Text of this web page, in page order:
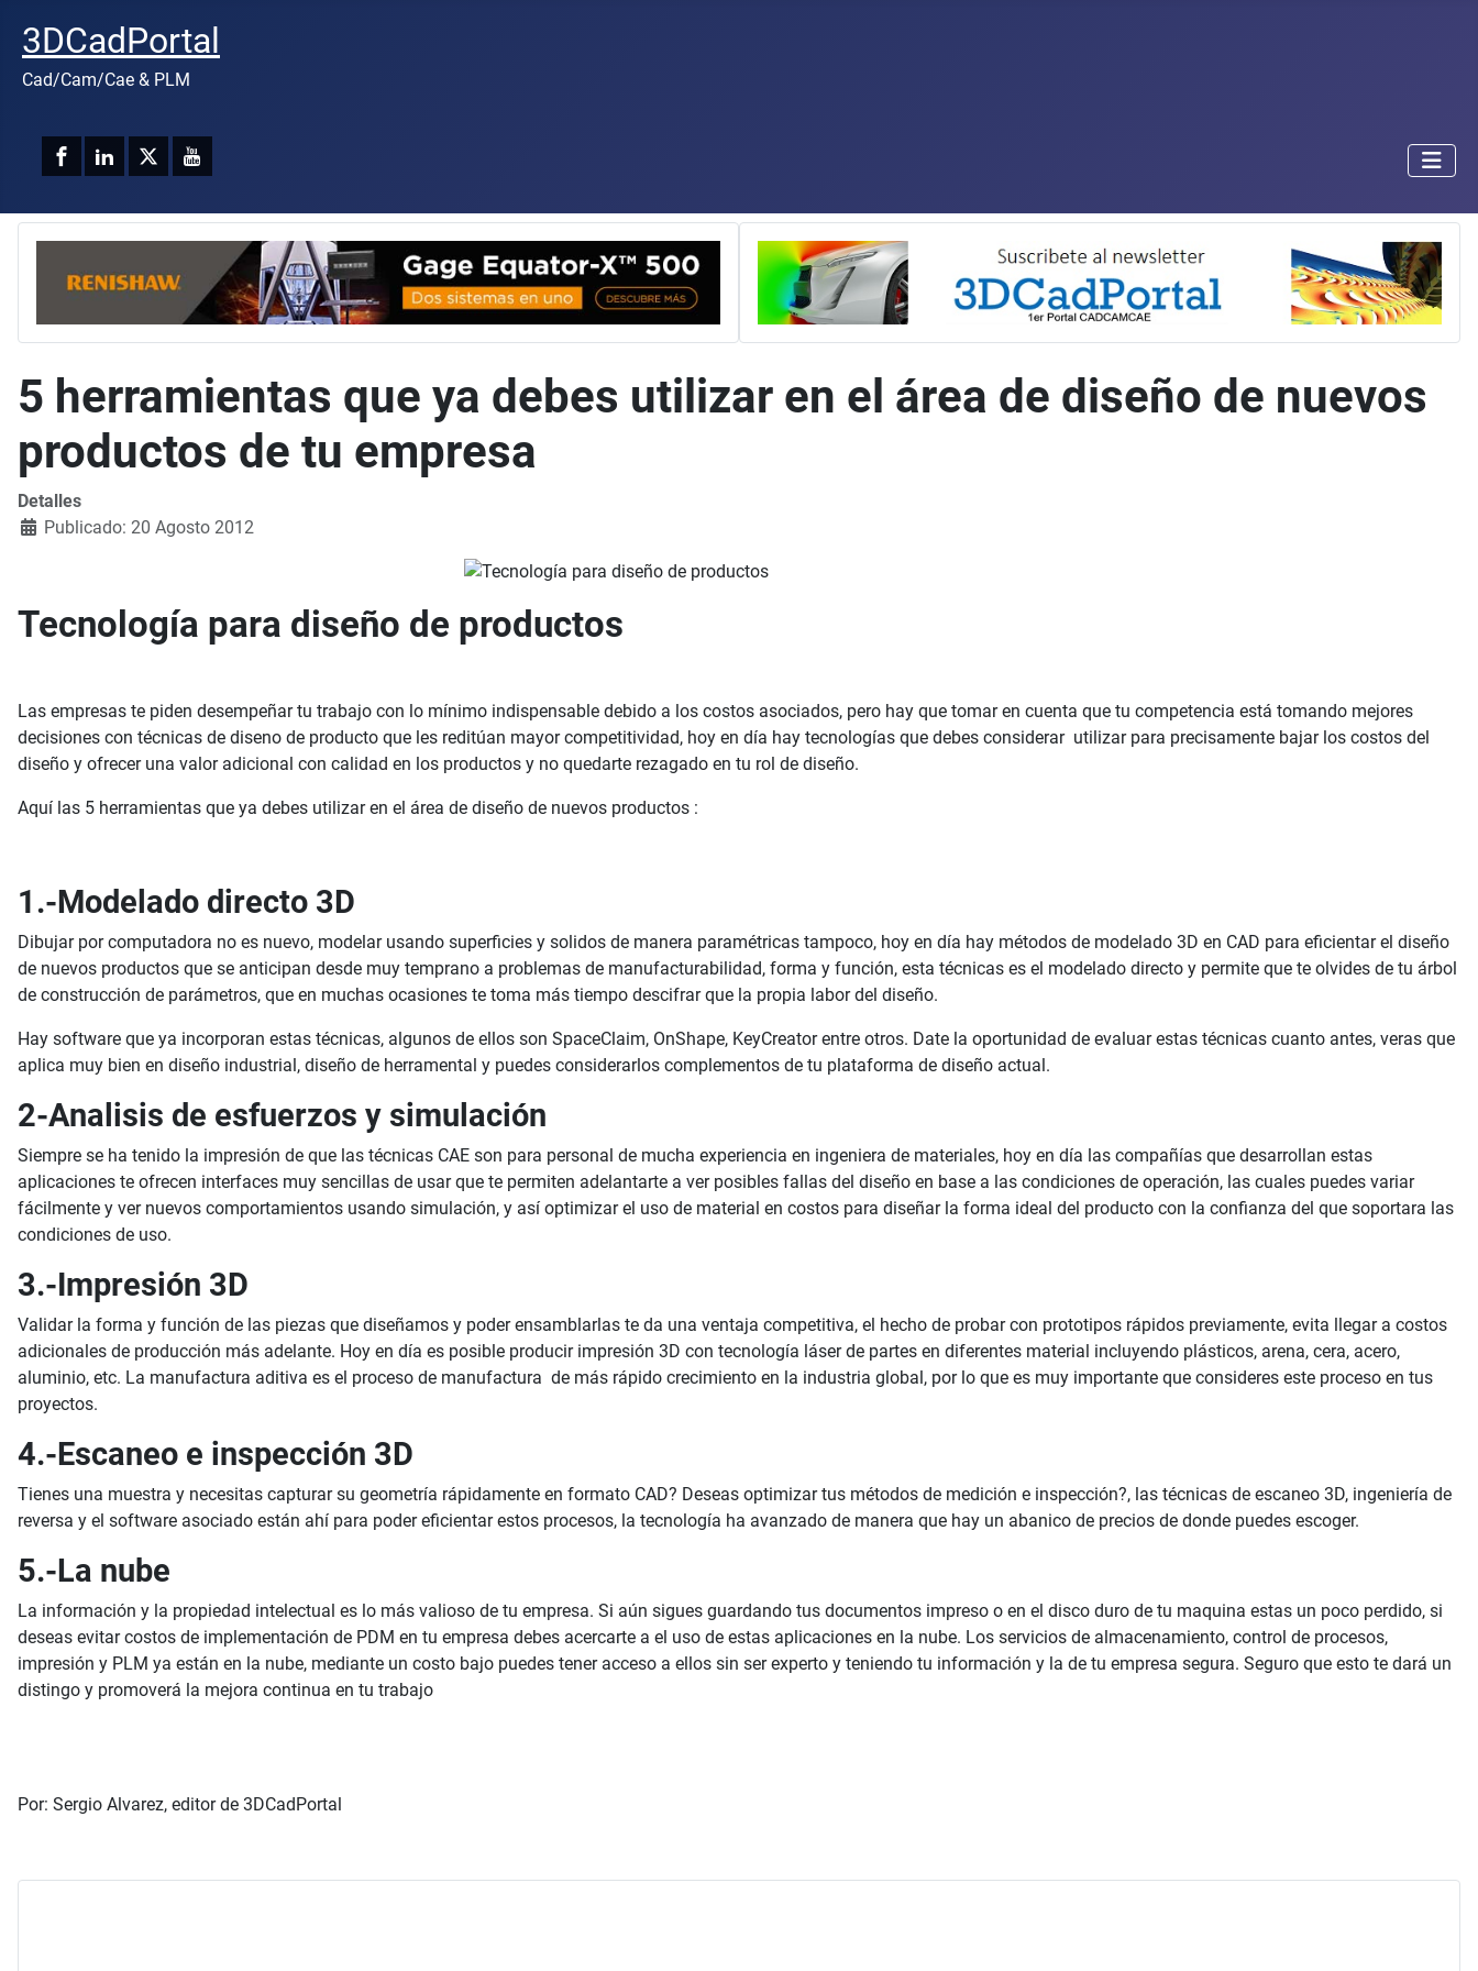
3DCadPortal
Cad/Cam/Cae & PLM
5 herramientas que ya debes utilizar en el área de diseño de nuevos
productos de tu empresa
Detalles
Publicado: 20 Agosto 2012
Tecnología para diseño de productos
Las empresas te piden desempeñar tu trabajo con lo mínimo indispensable debido a los costos asociados, pero hay que tomar en cuenta que tu competencia está tomando mejores
decisiones con técnicas de diseno de producto que les reditúan mayor competitividad, hoy en día hay tecnologías que debes considerar utilizar para precisamente bajar los costos del
diseño y ofrecer una valor adicional con calidad en los productos y no quedarte rezagado en tu rol de diseño.
Aquí las 5 herramientas que ya debes utilizar en el área de diseño de nuevos productos :
1.-Modelado directo 3D
Dibujar por computadora no es nuevo, modelar usando superficies y solidos de manera paramétricas tampoco, hoy en día hay métodos de modelado 3D en CAD para eficientar el diseño
de nuevos productos que se anticipan desde muy temprano a problemas de manufacturabilidad, forma y función, esta técnicas es el modelado directo y permite que te olvides de tu árbol
de construcción de parámetros, que en muchas ocasiones te toma más tiempo descifrar que la propia labor del diseño.
Hay software que ya incorporan estas técnicas, algunos de ellos son SpaceClaim, OnShape, KeyCreator entre otros. Date la oportunidad de evaluar estas técnicas cuanto antes, veras que
aplica muy bien en diseño industrial, diseño de herramental y puedes considerarlos complementos de tu plataforma de diseño actual.
2-Analisis de esfuerzos y simulación
Siempre se ha tenido la impresión de que las técnicas CAE son para personal de mucha experiencia en ingeniera de materiales, hoy en día las compañías que desarrollan estas
aplicaciones te ofrecen interfaces muy sencillas de usar que te permiten adelantarte a ver posibles fallas del diseño en base a las condiciones de operación, las cuales puedes variar
fácilmente y ver nuevos comportamientos usando simulación, y así optimizar el uso de material en costos para diseñar la forma ideal del producto con la confianza del que soportara las
condiciones de uso.
3.-Impresión 3D
Validar la forma y función de las piezas que diseñamos y poder ensamblarlas te da una ventaja competitiva, el hecho de probar con prototipos rápidos previamente, evita llegar a costos
adicionales de producción más adelante. Hoy en día es posible producir impresión 3D con tecnología láser de partes en diferentes material incluyendo plásticos, arena, cera, acero,
aluminio, etc. La manufactura aditiva es el proceso de manufactura de más rápido crecimiento en la industria global, por lo que es muy importante que consideres este proceso en tus
proyectos.
4.-Escaneo e inspección 3D
Tienes una muestra y necesitas capturar su geometría rápidamente en formato CAD? Deseas optimizar tus métodos de medición e inspección?, las técnicas de escaneo 3D, ingeniería de
reversa y el software asociado están ahí para poder eficientar estos procesos, la tecnología ha avanzado de manera que hay un abanico de precios de donde puedes escoger.
5.-La nube
La información y la propiedad intelectual es lo más valioso de tu empresa. Si aún sigues guardando tus documentos impreso o en el disco duro de tu maquina estas un poco perdido, si
deseas evitar costos de implementación de PDM en tu empresa debes acercarte a el uso de estas aplicaciones en la nube. Los servicios de almacenamiento, control de procesos,
impresión y PLM ya están en la nube, mediante un costo bajo puedes tener acceso a ellos sin ser experto y teniendo tu información y la de tu empresa segura. Seguro que esto te dará un
distingo y promoverá la mejora continua en tu trabajo
Por: Sergio Alvarez, editor de 3DCadPortal